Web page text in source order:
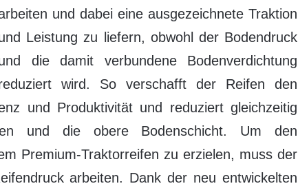
und dabei eine ausgezeichnete Traktion
Leistung zu liefern, obwohl der Bodendruck
die damit verbundene Bodenverdichtung
wird. So verschafft der Reifen den
und Produktivität und reduziert gleichzeitig
und die obere Bodenschicht. Um den
Premium-Traktorreifen zu erzielen, muss der
arbeiten. Dank der neu entwickelten